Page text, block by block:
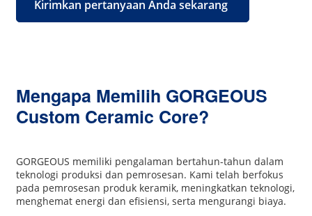
Kirimkan pertanyaan Anda sekarang
Mengapa Memilih GORGEOUS
Custom Ceramic Core?
GORGEOUS memiliki pengalaman bertahun-tahun dalam
teknologi produksi dan pemrosesan. Kami telah berfokus
pada pemrosesan produk keramik, meningkatkan teknologi,
menghemat energi dan efisiensi, serta mengurangi biaya.